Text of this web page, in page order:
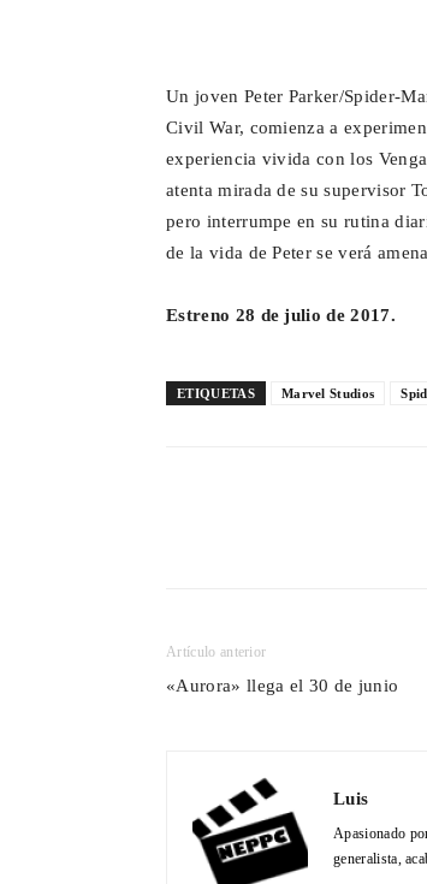
Un joven Peter Parker/Spider-
Civil War, comienza a
experiencia vivida con los
atenta mirada de su supervisor
pero interrumpe en su rutina
de la vida de Peter se verá
Estreno 28 de julio de 2017.
ETIQUETAS Marvel Studios
Artículo anterior
«Aurora» llega el 30 de junio
Luis
Apasionado
generalista,